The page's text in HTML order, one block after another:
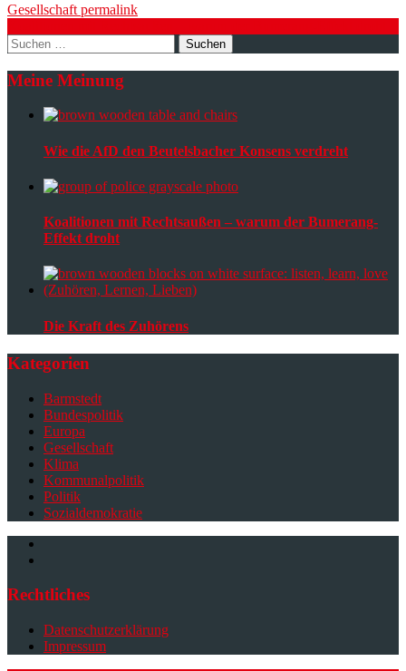
Gesellschaft permalink
Post
navigation
Suchen
nach:
Meine Meinung
Wie die AfD den Beutelsbacher Konsens verdreht
Koalitionen mit Rechtsaußen – warum der Bumerang-
Effekt droht
Die Kraft des Zuhörens
Kategorien
Barmstedt
Bundespolitik
Europa
Gesellschaft
Klima
Kommunalpolitik
Politik
Sozialdemokratie
Rechtliches
Datenschutzerklärung
Impressum